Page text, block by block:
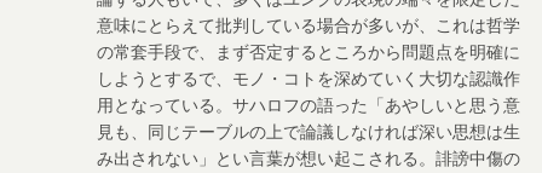
意味にとらえて批判している場合が多いが、これは哲学
の常套手段で、まず否定するところから問題点を明確に
しようとするで、モノ・コトを深めていく大切な認識作
用となっている。サハロフの語った「あやしいと思う意
見も、同じテーブルの上で論議しなければ深い思想は生
み出されない」とい言葉が想い起こされる。誹謗中傷の